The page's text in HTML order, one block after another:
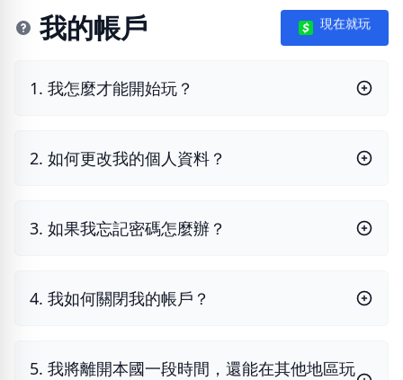
我的帳戶 現在就玩
1. 我怎麼才能開始玩？
2. 如何更改我的個人資料？
3. 如果我忘記密碼怎麼辦？
4. 我如何關閉我的帳戶？
5. 我將離開本國一段時間，還能在其他地區玩